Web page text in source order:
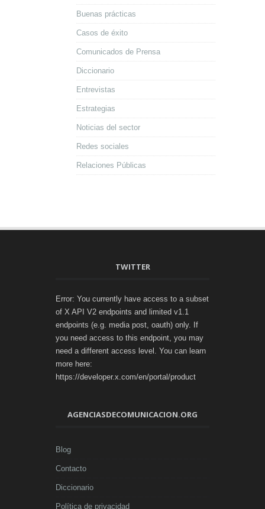
Buenas prácticas
Casos de éxito
Comunicados de Prensa
Diccionario
Entrevistas
Estrategias
Noticias del sector
Redes sociales
Relaciones Públicas
TWITTER
Error: You currently have access to a subset
of X API V2 endpoints and limited v1.1
endpoints (e.g. media post, oauth) only. If
you need access to this endpoint, you may
need a different access level. You can learn
more here:
https://developer.x.com/en/portal/product
AGENCIASDECOMUNICACION.ORG
Blog
Contacto
Diccionario
Política de privacidad